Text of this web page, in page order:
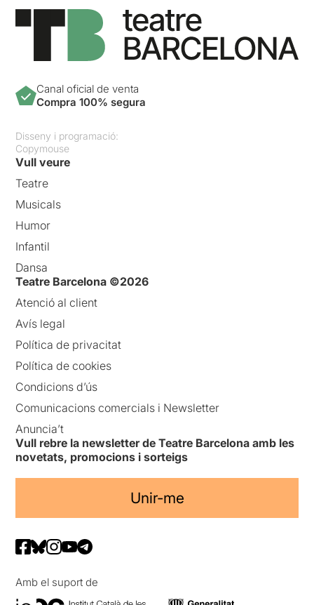
Canal oficial de venta
Compra 100% segura
Disseny i programació:
Copymouse
Vull veure
Teatre
Musicals
Humor
Infantil
Dansa
Teatre Barcelona ©2026
Atenció al client
Avís legal
Política de privacitat
Política de cookies
Condicions d’ús
Comunicacions comercials i Newsletter
Anuncia’t
Vull rebre la newsletter de Teatre Barcelona amb les
novetats, promocions i sorteigs
Unir-me
Amb el suport de